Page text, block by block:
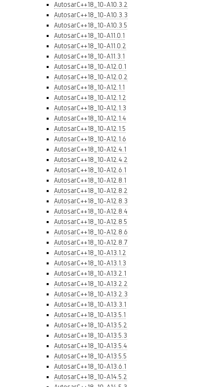
AutosarC++18_10-A10.3.2
AutosarC++18_10-A10.3.3
AutosarC++18_10-A10.3.5
AutosarC++18_10-A11.0.1
AutosarC++18_10-A11.0.2
AutosarC++18_10-A11.3.1
AutosarC++18_10-A12.0.1
AutosarC++18_10-A12.0.2
AutosarC++18_10-A12.1.1
AutosarC++18_10-A12.1.2
AutosarC++18_10-A12.1.3
AutosarC++18_10-A12.1.4
AutosarC++18_10-A12.1.5
AutosarC++18_10-A12.1.6
AutosarC++18_10-A12.4.1
AutosarC++18_10-A12.4.2
AutosarC++18_10-A12.6.1
AutosarC++18_10-A12.8.1
AutosarC++18_10-A12.8.2
AutosarC++18_10-A12.8.3
AutosarC++18_10-A12.8.4
AutosarC++18_10-A12.8.5
AutosarC++18_10-A12.8.6
AutosarC++18_10-A12.8.7
AutosarC++18_10-A13.1.2
AutosarC++18_10-A13.1.3
AutosarC++18_10-A13.2.1
AutosarC++18_10-A13.2.2
AutosarC++18_10-A13.2.3
AutosarC++18_10-A13.3.1
AutosarC++18_10-A13.5.1
AutosarC++18_10-A13.5.2
AutosarC++18_10-A13.5.3
AutosarC++18_10-A13.5.4
AutosarC++18_10-A13.5.5
AutosarC++18_10-A13.6.1
AutosarC++18_10-A14.5.2